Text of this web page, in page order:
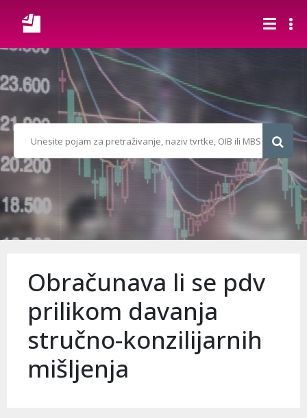
Obračunava li se pdv
prilikom davanja
stručno-konzilijarnih
mišljenja